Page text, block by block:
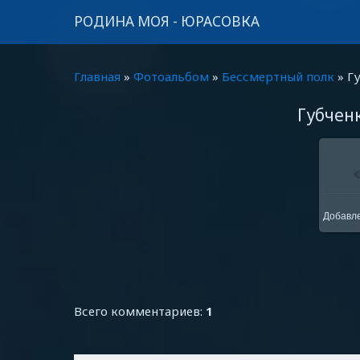
РОДИНА МОЯ - ЮРАСОВКА
Главная » Фотоальбом » Бессмертный полк »
Всего комментариев: 1